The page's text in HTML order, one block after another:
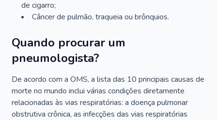
de cigarro;
Câncer de pulmão, traqueia ou brônquios.
Quando procurar um
pneumologista?
De acordo com a OMS, a lista das 10 principais causas de
morte no mundo inclui várias condições diretamente
relacionadas às vias respiratórias: a doença pulmonar
obstrutiva crônica, as infecções das vias respiratórias